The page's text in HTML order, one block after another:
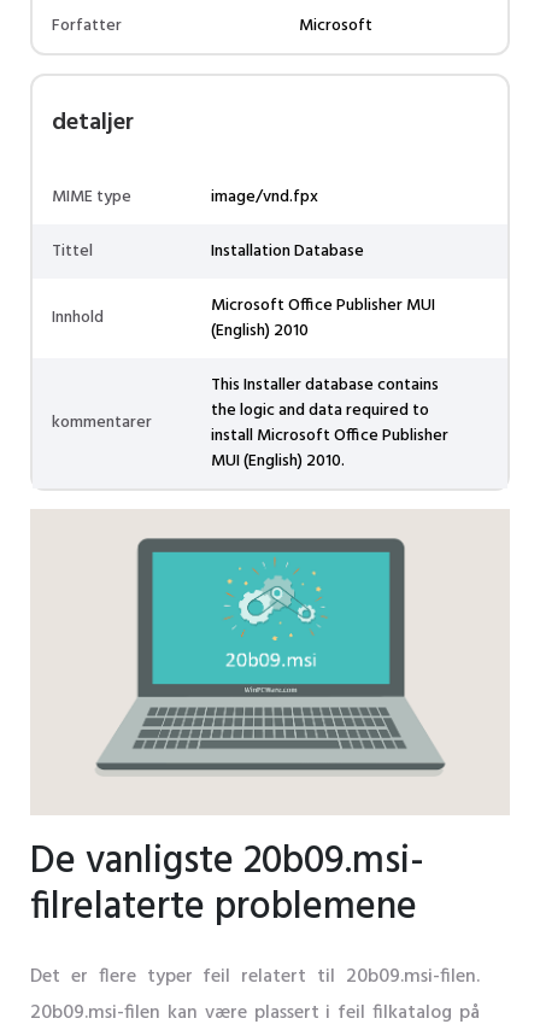
Forfatter Microsoft
detaljer
MIME type
image/vnd.fpx
Tittel
Installation Database
Innhold
Microsoft Office Publisher MUI
(English) 2010
kommentarer
This Installer database contains
the logic and data required to
install Microsoft Office Publisher
MUI (English) 2010.
De vanligste 20b09.msi-
filrelaterte problemene
Det er flere typer feil relatert til 20b09.msi-filen.
20b09.msi-filen kan være plassert i feil filkatalog på